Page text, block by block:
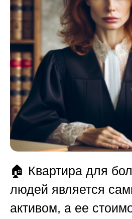
🏠 Квартира для
людей является
активом, а ее